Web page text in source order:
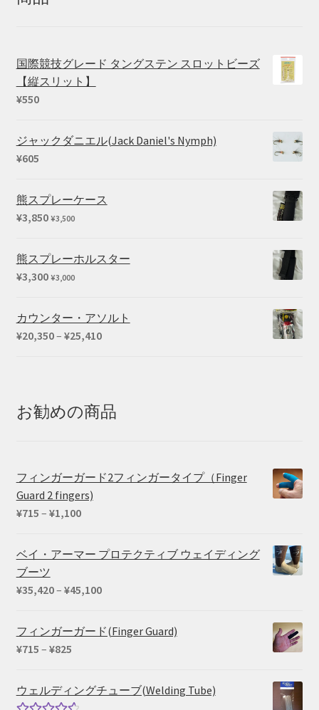
国際競技グレード タングステン スロットビーズ
【縦スリット】
¥550
ジャックダニエル(Jack Daniel's Nymph)
¥605
熊スプレーケース
¥3,850 ¥3,500
熊スプレーホルスター
¥3,300 ¥3,000
カウンター・アソルト
¥20,350– ¥25,410価
–
¥25,410
お勧めの商品
フィンガーガード2フィンガータイプ（Finger
Guard 2 fingers)
¥715 – ¥1,100価
帯:
–
ベイ・アーマー プロテクティブ ウェイディング
ブーツ
¥35,420– ¥45,100価
帯:
フィンガーガード(Finger Guard)
¥715 – ¥825価
帯:
¥715
ウェルディングチューブ(Welding Tube)